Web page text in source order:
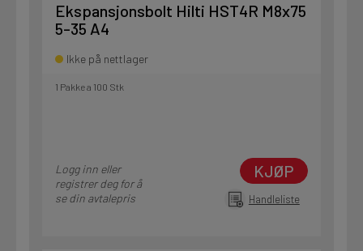
Ekspansjonsbolt Hilti HST4R M8x75
5-35 A4
Ikke på nettlager
1 Pakke a 100 Stk
Logg inn eller
registrer deg for å
se din avtalepris
KJØP
Handleliste